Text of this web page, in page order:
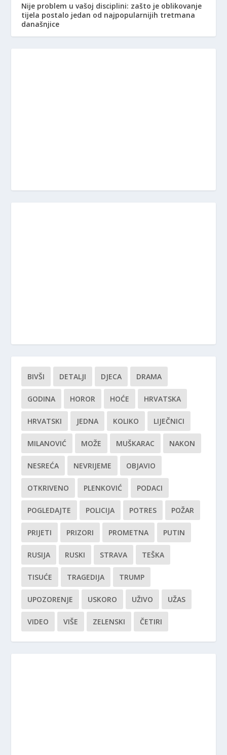
Nije problem u vašoj disciplini: zašto je oblikovanje
tijela postalo jedan od najpopularnijih tretmana
današnjice
BIVŠI DETALJI DJECA DRAMA
GODINA HOROR HOĆE HRVATSKA
HRVATSKI JEDNA KOLIKO LIJEČNICI
MILANOVIĆ MOŽE MUŠKARAC NAKON
NESREĆA NEVRIJEME OBJAVIO
OTKRIVENO PLENKOVIĆ PODACI
POGLEDAJTE POLICIJA POTRES POŽAR
PRIJETI PRIZORI PROMETNA PUTIN
RUSIJA RUSKI STRAVA TEŠKA
TISUĆE TRAGEDIJA TRUMP
UPOZORENJE USKORO UŽIVO UŽAS
VIDEO VIŠE ZELENSKI ČETIRI